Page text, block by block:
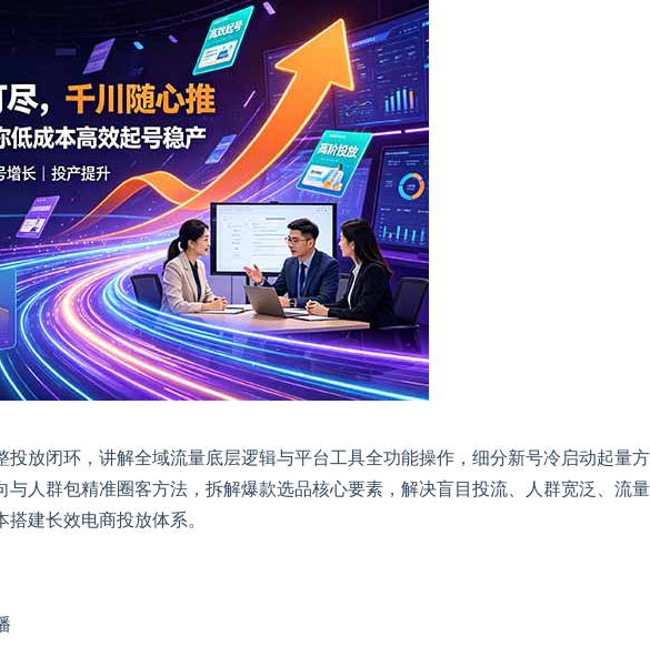
放闭环，讲解全域流量底层逻辑与平台工具全功能操作，细分新号冷启动起量方
人群包精准圈客方法，拆解爆款选品核心要素，解决盲目投流、人群宽泛、流
建长效电商投放体系。